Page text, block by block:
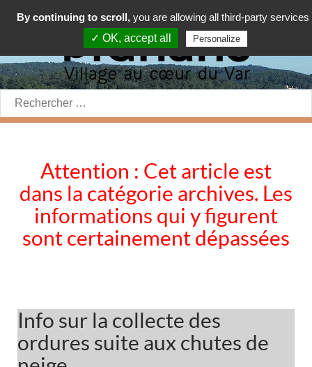
Rechercher:
Attention : Cet article est
dans la catégorie archives. Les
informations qui y figurent
sont certainement dépassées
Info sur la collecte des
ordures suite aux chutes de
By continuing to scroll, you are allowing all third-party services
✓ OK, accept all
Personalize